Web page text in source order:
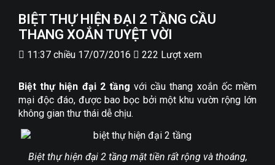
BIỆT THỰ HIỆN ĐẠI 2 TẦNG CẦU
THANG XOẮN TUYỆT VỜI
11:37 chiều 17/07/2016 222 Lượt xem
Biệt thự hiện đại 2 tầng với cầu thang xoắn ốc mềm
mại độc đáo, được bao bọc bởi một khu vườn rộng lớn
không gian thư thái dễ chịu.
Biệt thự hiện đại 2 tầng mặt tiền rất rộng và thoáng,